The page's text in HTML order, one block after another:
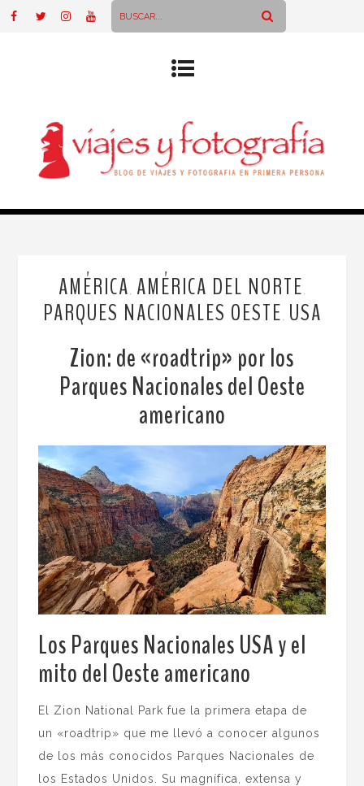
AMÉRICA AMÉRICA DEL NORTE
PARQUES NACIONALES OESTE USA
Zion: de «roadtrip» por los
Parques Nacionales del Oeste
americano
Los Parques Nacionales USA y el
mito del Oeste americano
El Zion National Park fue la primera etapa de
un «roadtrip» que me llevó a conocer algunos
de los más conocidos Parques Nacionales de
los Estados Unidos. Su magnífica, extensa y